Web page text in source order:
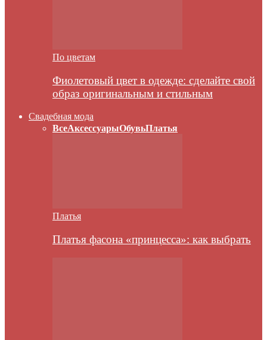
По цветам
Фиолетовый цвет в одежде: сделайте свой
образ оригинальным и стильным
Свадебная мода
ВсеАксессуарыОбувьПлатья
Платья
Платья фасона «принцесса»: как выбрать